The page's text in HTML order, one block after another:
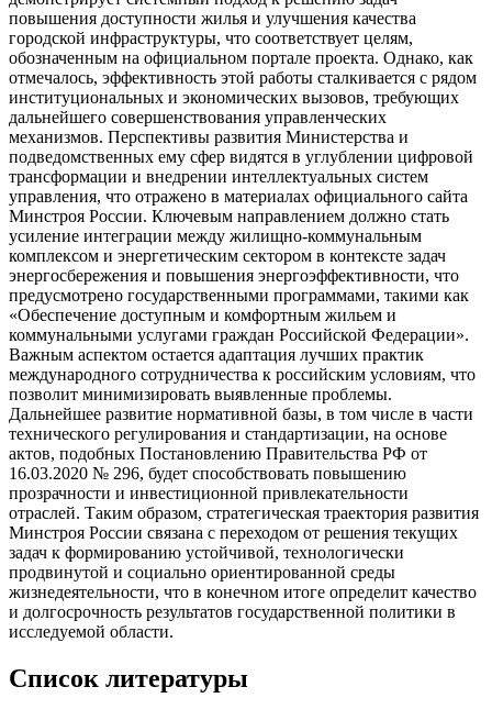
повышения доступности жилья и улучшения качества
городской инфраструктуры, что соответствует целям,
обозначенным на официальном портале проекта. Однако, как
отмечалось, эффективность этой работы сталкивается с рядом
институциональных и экономических вызовов, требующих
дальнейшего совершенствования управленческих
механизмов. Перспективы развития Министерства и
подведомственных ему сфер видятся в углублении цифровой
трансформации и внедрении интеллектуальных систем
управления, что отражено в материалах официального сайта
Минстроя России. Ключевым направлением должно стать
усиление интеграции между жилищно-коммунальным
комплексом и энергетическим сектором в контексте задач
энергосбережения и повышения энергоэффективности, что
предусмотрено государственными программами, такими как
«Обеспечение доступным и комфортным жильем и
коммунальными услугами граждан Российской Федерации».
Важным аспектом остается адаптация лучших практик
международного сотрудничества к российским условиям, что
позволит минимизировать выявленные проблемы.
Дальнейшее развитие нормативной базы, в том числе в части
технического регулирования и стандартизации, на основе
актов, подобных Постановлению Правительства РФ от
16.03.2020 № 296, будет способствовать повышению
прозрачности и инвестиционной привлекательности
отраслей. Таким образом, стратегическая траектория развития
Минстроя России связана с переходом от решения текущих
задач к формированию устойчивой, технологически
продвинутой и социально ориентированной среды
жизнедеятельности, что в конечном итоге определит качество
и долгосрочность результатов государственной политики в
исследуемой области.
Список литературы